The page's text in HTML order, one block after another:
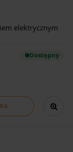
elektrycznym
Dostępny